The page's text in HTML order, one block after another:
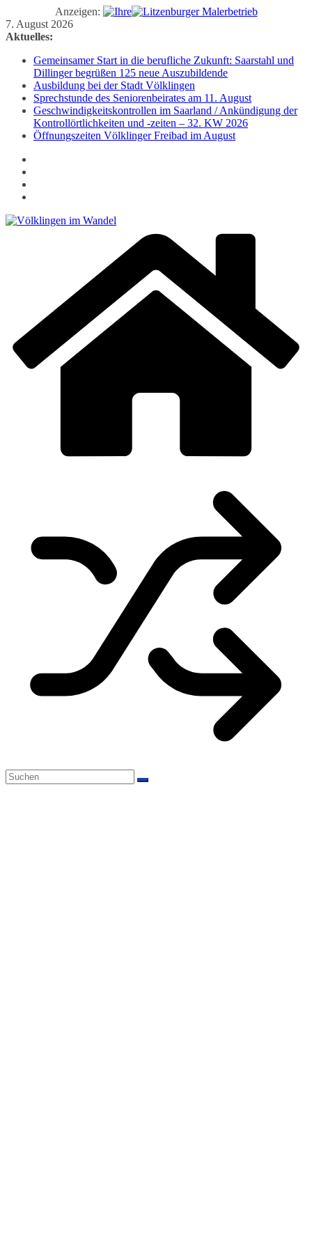
Anzeigen:
Zum
Inhalt
7. August 2026
Aktuelles:
Gemeinsamer Start in die berufliche Zukunft: Saarstahl und
Dillinger begrüßen 125 neue Auszubildende
Ausbildung bei der Stadt Völklingen
Sprechstunde des Seniorenbeirates am 11. August
Geschwindigkeitskontrollen im Saarland / Ankündigung der
Kontrollörtlichkeiten und -zeiten – 32. KW 2026
Öffnungszeiten Völklinger Freibad im August